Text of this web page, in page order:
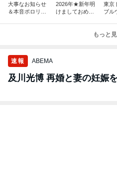
大事なお知らせ
＆本音ポロリ
2026年★新年明
けましておめで
東京
ブル
♪
もっと
速報 ABEMA
及川光博 再婚と妻の妊娠